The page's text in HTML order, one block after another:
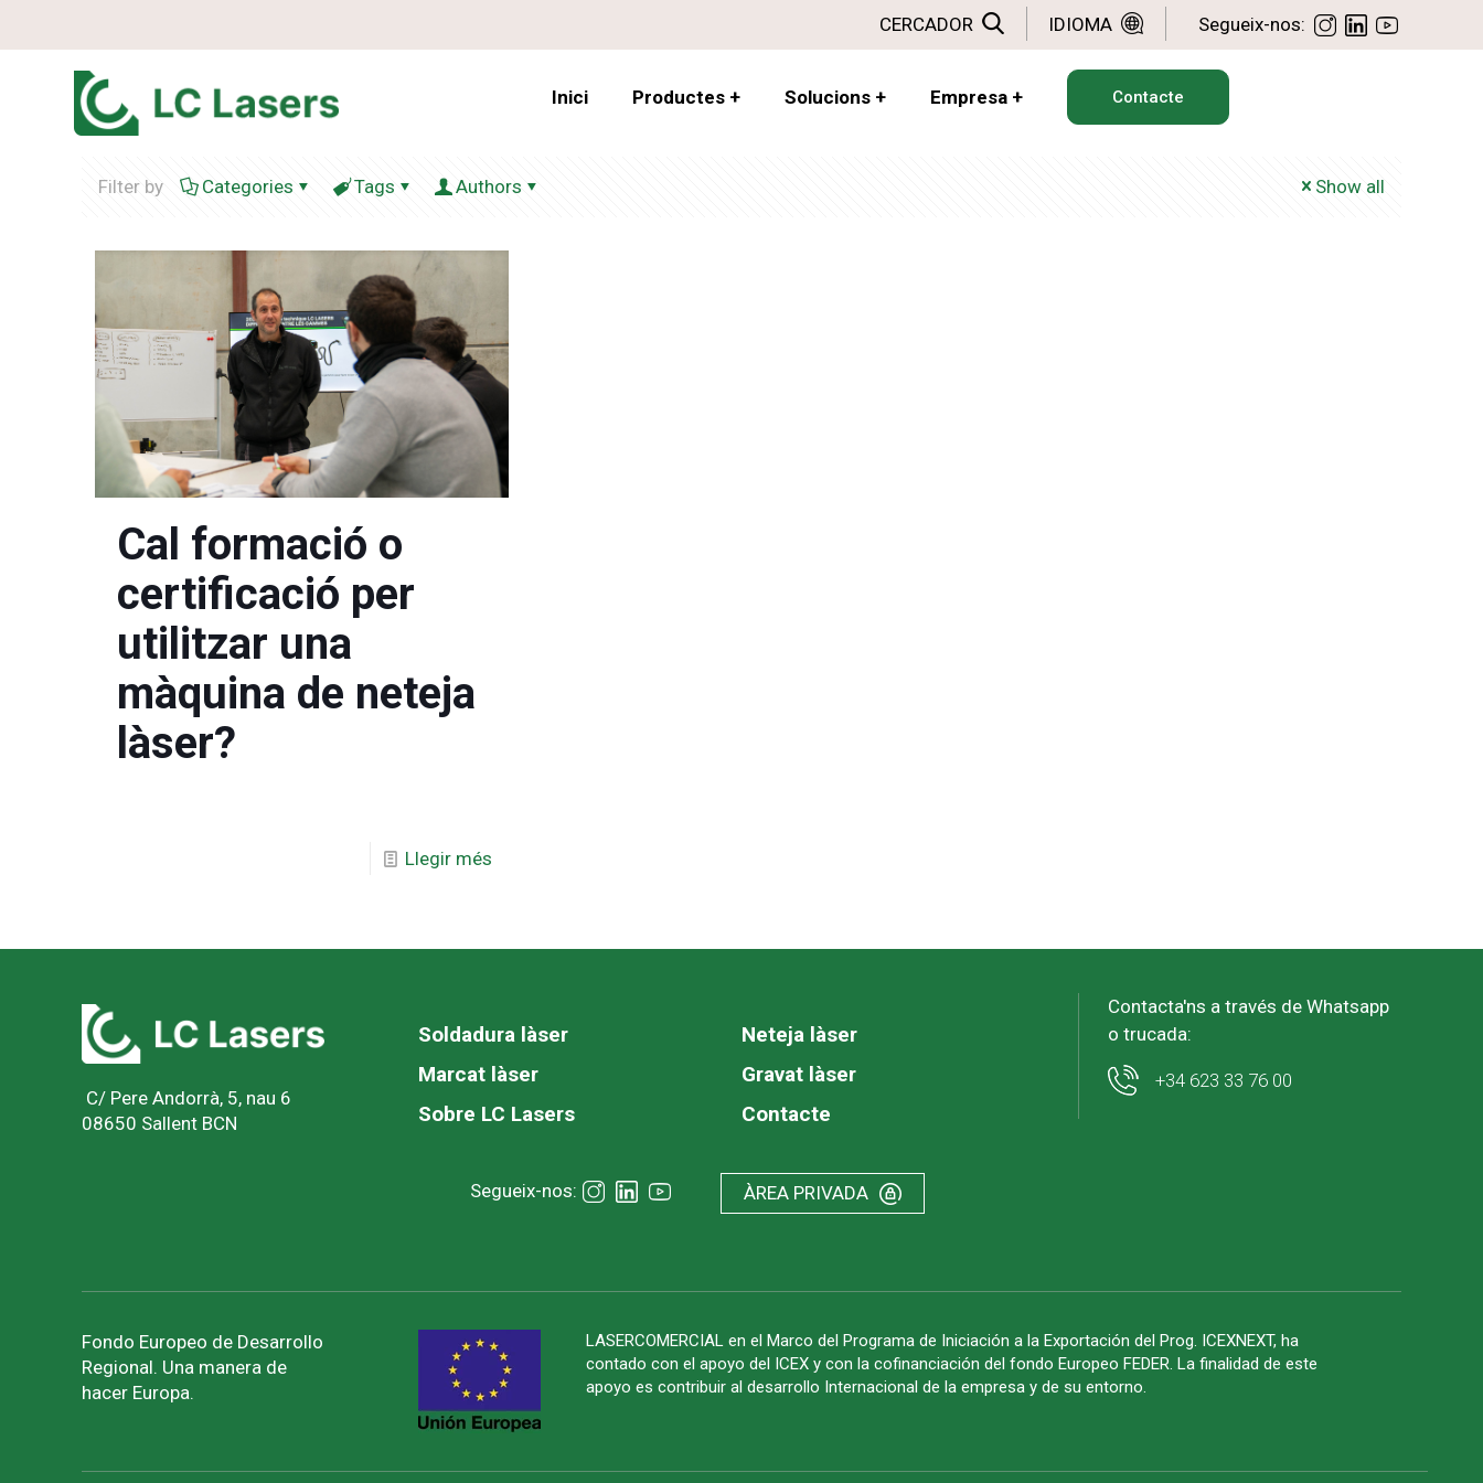
CERCADOR IDIOMA Segueix-nos:
Inici Productes + Solucions + Empresa + Contacte
Filter by Categories Tags Authors Show all
Cal formació o
certificació per
utilitzar una
màquina de neteja
làser?
Llegir més
C/ Pere Andorrà, 5, nau 6
08650 Sallent BCN
Soldadura làser
Neteja làser
Marcat làser
Gravat làser
Sobre LC Lasers
Contacte
Segueix-nos: ÀREA PRIVADA
Contacta'ns a través de Whatsapp
o trucada:
+34 623 33 76 00
Fondo Europeo de Desarrollo
Regional. Una manera de
hacer Europa.
LASERCOMERCIAL en el Marco del Programa de Iniciación a la Exportación del Prog. ICEXNEXT, ha
contado con el apoyo del ICEX y con la cofinanciación del fondo Europeo FEDER. La finalidad de este
apoyo es contribuir al desarrollo Internacional de la empresa y de su entorno.